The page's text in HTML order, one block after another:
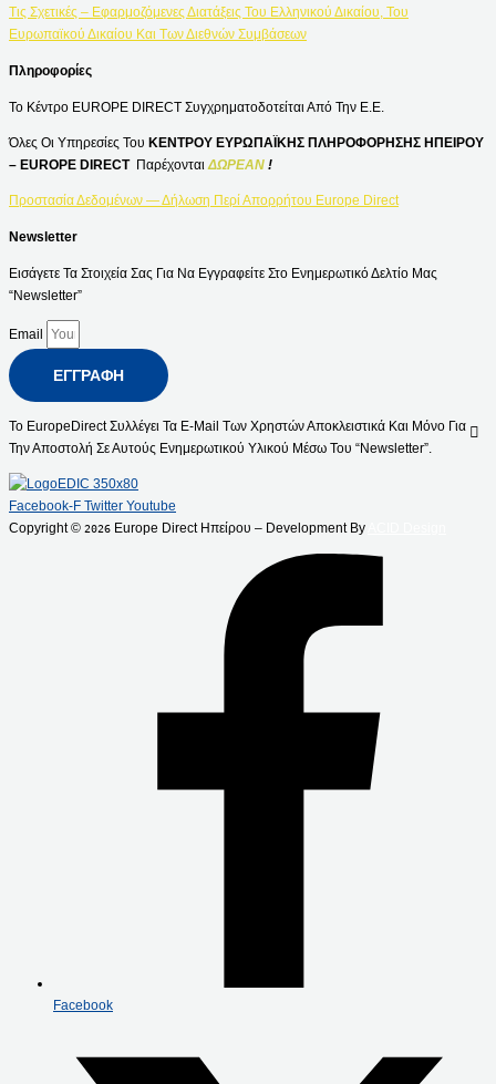
Τις Σχετικές – Εφαρμοζόμενες Διατάξεις Του Ελληνικού Δικαίου, Του
Ευρωπαϊκού Δικαίου Και Των Διεθνών Συμβάσεων
Πληροφορίες
Το Κέντρο EUROPE DIRECT Συγχρηματοδοτείται Από Την Ε.Ε.
Όλες Οι Υπηρεσίες Του ΚΕΝΤΡΟΥ ΕΥΡΩΠΑΪΚΗΣ ΠΛΗΡΟΦΟΡΗΣΗΣ ΗΠΕΙΡΟΥ
– EUROPE DIRECT Παρέχονται ΔΩΡΕΑΝ !
Προστασία Δεδομένων — Δήλωση Περί Απορρήτου Europe Direct
Newsletter
Εισάγετε Τα Στοιχεία Σας Για Να Εγγραφείτε Στο Ενημερωτικό Δελτίο Μας
“Newsletter”
Email
ΕΓΓΡΑΦΉ
Το EuropeDirect Συλλέγει Τα E-Mail Των Χρηστών Αποκλειστικά Και Μόνο Για
Την Αποστολή Σε Αυτούς Ενημερωτικού Υλικού Μέσω Του “Newsletter”.
Facebook-F Twitter Youtube
Copyright © 2026 Europe Direct Ηπείρου – Development By
Facebook